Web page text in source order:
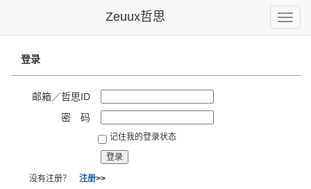
Toggle
Zeuux哲思
登录
邮箱／哲思ID
密 码
记住我的登录状态
没有注册？ 注册>>